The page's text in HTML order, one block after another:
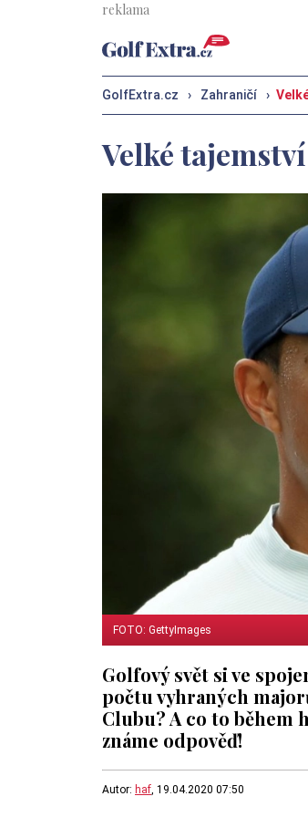
GolfExtra.cz › Zahraničí ›
Velké
FOTO: GettyImages
Golfový svět si ve
počtu vyhraných
Clubu? A co to během
známe odpověď!
Autor: haf, 19.04.2020 07:50